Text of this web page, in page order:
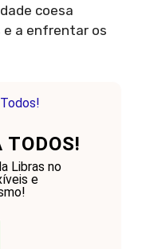
coesa
e a enfrentar os
Libras no
e